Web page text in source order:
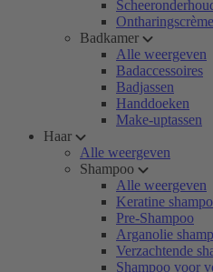
Ontharingscrème
Badkamer
Alle weergeven
Badaccessoires
Badjassen
Handdoeken
Make-uptassen
Haar
Alle weergeven
Shampoo
Alle weergeven
Keratine
Pre-Shampoo
Arganolie
Verzachtende
Shampoo voor